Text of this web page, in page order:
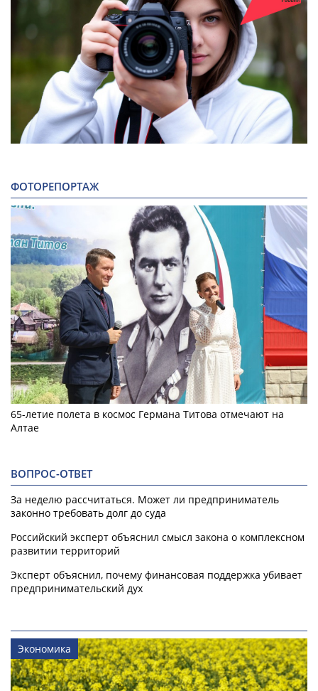
ФОТОРЕПОРТАЖ
65-летие полета в космос Германа Титова отмечают на
Алтае
ВОПРОС-ОТВЕТ
За неделю рассчитаться. Может ли предприниматель
законно требовать долг до суда
Российский эксперт объяснил смысл закона о комплексном
развитии территорий
Эксперт объяснил, почему финансовая поддержка убивает
предпринимательский дух
Экономика